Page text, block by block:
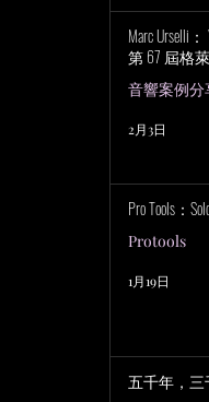
Marc Urselli
第 67 屆格
音響案例分
2月3日
Pro Tools：
Protools
1月19日
五千年，